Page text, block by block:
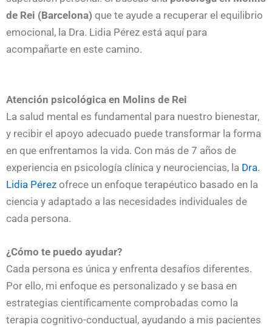
de Rei (Barcelona) que te ayude a recuperar el equilibrio
emocional, la Dra. Lidia Pérez está aquí para
acompañarte en este camino.
Atención psicológica en Molins de Rei
La salud mental es fundamental para nuestro bienestar,
y recibir el apoyo adecuado puede transformar la forma
en que enfrentamos la vida. Con más de 7 años de
experiencia en psicología clínica y neurociencias, la Dra.
Lidia Pérez ofrece un enfoque terapéutico basado en la
ciencia y adaptado a las necesidades individuales de
cada persona.
¿Cómo te puedo ayudar?
Cada persona es única y enfrenta desafíos diferentes.
Por ello, mi enfoque es personalizado y se basa en
estrategias científicamente comprobadas como la
terapia cognitivo-conductual, ayudando a mis pacientes